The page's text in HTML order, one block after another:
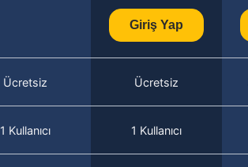
Giriş Yap
Ücretsiz Ücretsiz
1 Kullanıcı 1 Kullanıcı